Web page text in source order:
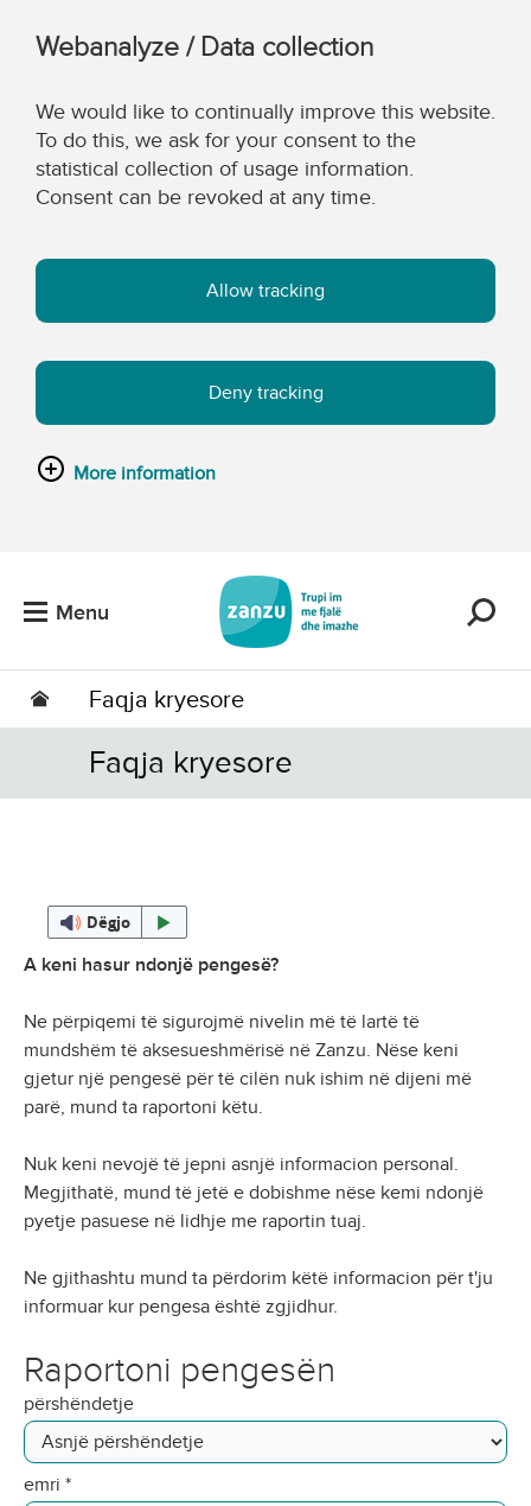
Webanalyze / Data collection
We would like to continually improve this website.
To do this, we ask for your consent to the
statistical collection of usage information.
Consent can be revoked at any time.
Allow tracking
Deny tracking
More information
Menu
Faqja kryesore
Faqja kryesore
Dëgjo
A keni hasur ndonjë pengesë?
Ne përpiqemi të sigurojmë nivelin më të lartë të
mundshëm të aksesueshmërisë në Zanzu. Nëse keni
gjetur një pengesë për të cilën nuk ishim në dijeni më
parë, mund ta raportoni këtu.
Nuk keni nevojë të jepni asnjë informacion personal.
Megjithatë, mund të jetë e dobishme nëse kemi ndonjë
pyetje pasuese në lidhje me raportin tuaj.
Ne gjithashtu mund ta përdorim këtë informacion për t'ju
informuar kur pengesa është zgjidhur.
Raportoni pengesën
përshëndetje
emri *